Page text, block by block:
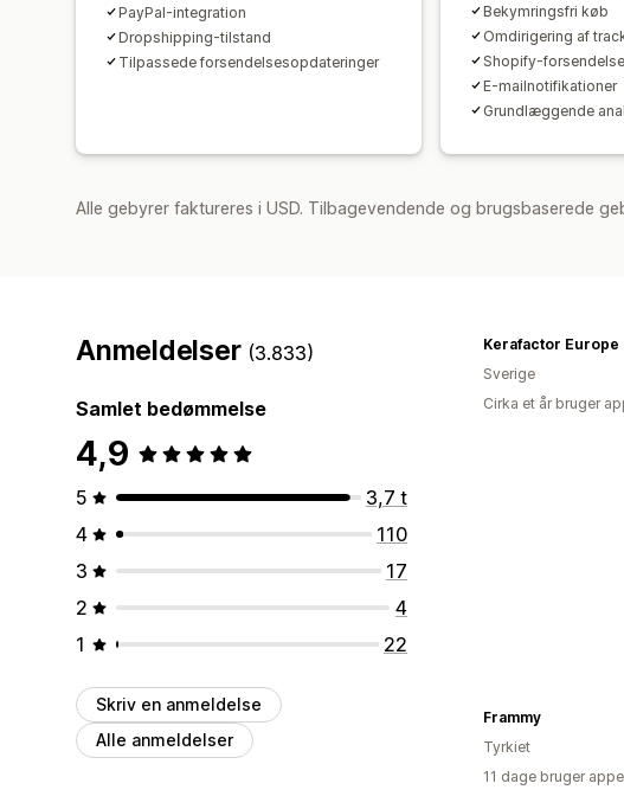
PayPal-integration
Dropshipping-tilstand
Tilpassede forsendelsesopdateringer
Bekymringsfri køb
Omdirigering af
Shopify-
E-mailnotifikationer
Grundlæggende
Alle gebyrer faktureres i USD. Tilbagevendende og brugsbaserede
Anmeldelser (3.833)
Samlet bedømmelse
4,9
5
3,7 t
4
110
3
17
2
4
1
22
Skriv en anmeldelse
Alle anmeldelser
Kerafactor Europe
Sverige
Cirka et år bruger
Frammy
Tyrkiet
11 dage bruger